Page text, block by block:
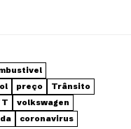
preço
Trânsito
volkswagen
coronavirus